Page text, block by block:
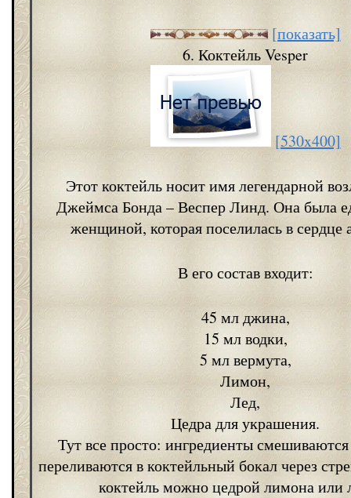
[показать]
6. Коктейль Vesper
[530x400]
Этот коктейль носит имя легендарной
Джеймса Бонда – Веспер Линд. Она была
женщиной, которая поселилась в сердце
В его состав входит:
45 мл джина,
15 мл водки,
5 мл вермута,
Лимон,
Лед,
Цедра для украшения.
Тут все просто: ингредиенты
переливаются в коктейльный бокал через
коктейль можно цедрой лимона или